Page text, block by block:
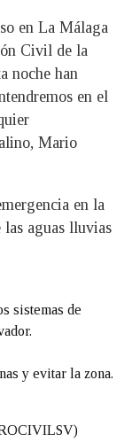
en La Málaga
Civil de la
noche han
en el
Mario
en la
aguas lluvias
sistemas de
y evitar la zona.